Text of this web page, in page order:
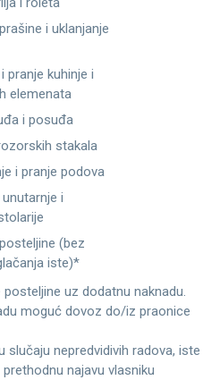
i uklanjanje
pranje kuhinje i
elemenata
i posuđa
stakala
i pranje podova
i
(bez
iste)*
uz dodatnu naknadu.
moguć dovoz do/iz praonice
slučaju nepredvidivih radova, iste
najavu vlasniku